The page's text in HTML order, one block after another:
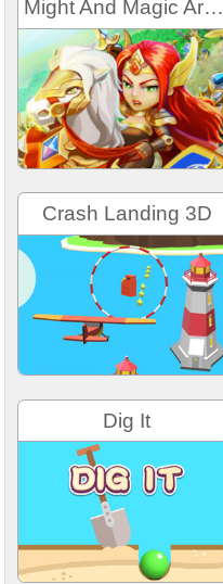
Might And Magic Armies
Crash Landing 3D
Dig It